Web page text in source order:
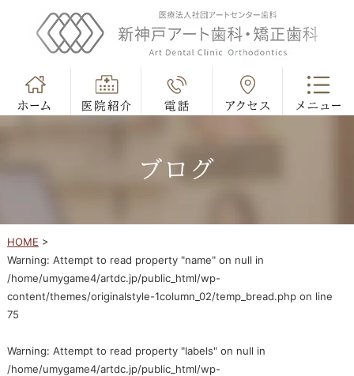
ブログ
HOME >
Warning: Attempt to read property "name" on null in
/home/umygame4/artdc.jp/public_html/wp-
content/themes/originalstyle-1column_02/temp_bread.phpon line
75
Warning: Attempt to read property "labels" on null in
/home/umygame4/artdc.jp/public_html/wp-